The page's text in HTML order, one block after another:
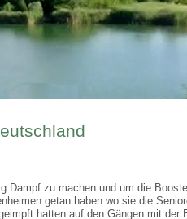
Dampf zu machen und um die
getan haben wo sie die
hatten auf den Gängen mit der